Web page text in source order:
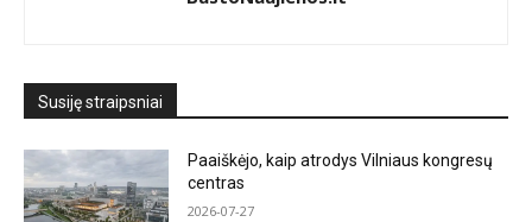
Susiję straipsniai
Paaiškėjo, kaip atrodys Vilniaus kongresų
centras
2026-07-27